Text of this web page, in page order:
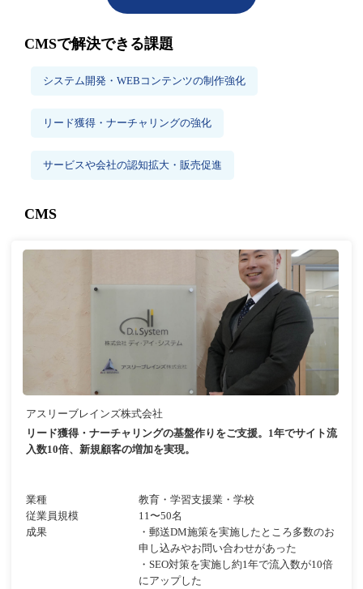
CMSで解決できる課題
システム開発・WEBコンテンツの制作強化
リード獲得・ナーチャリングの強化
サービスや会社の認知拡大・販売促進
CMS
アスリーブレインズ株式会社
リード獲得・ナーチャリングの基盤作りをご支援。1年でサイト流
入数10倍、新規顧客の増加を実現。
業種
教育・学習支援業・学校
従業員規模
11〜50名
成果
・郵送DM施策を実施したところ多数のお
申し込みやお問い合わせがあった
・SEO対策を実施し約1年で流入数が10倍
にアップした